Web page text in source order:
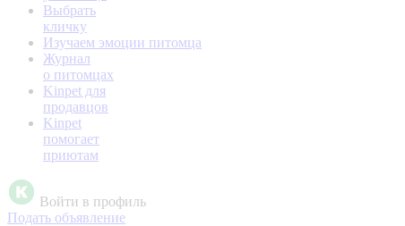
Выбрать
кличку
Изучаем эмоции питомца
Журнал
о питомцах
Kinpet для
продавцов
Kinpet
помогает
приютам
Войти в профиль
Подать объявление